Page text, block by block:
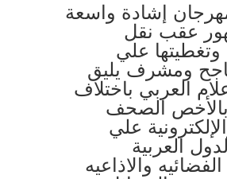
إشادة واسعة
عقب نقل
وتغطيتها علي
ومشرف يليق
العربي باختلاف
الصحف
علي
العربية
والاذاعيه